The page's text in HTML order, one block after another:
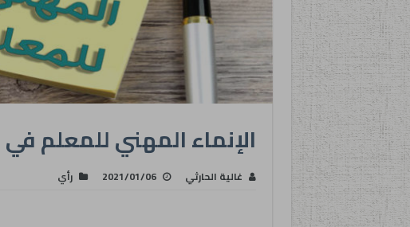
الإنماء المهني للمعلم
غالية الحارثي 2021/01/06 رأي